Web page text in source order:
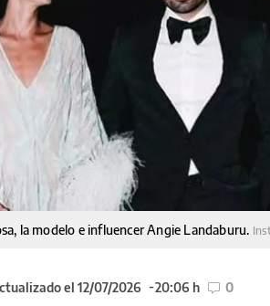
la modelo e influencer Angie Landaburu.
el 12/07/2026 20:06 h 0